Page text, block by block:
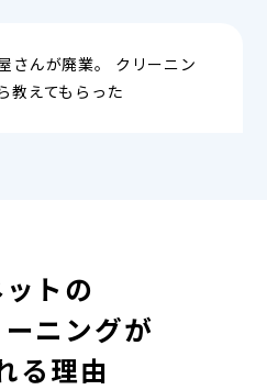
さんが廃業。 クリーニン
教えてもらった
トの
ニングが
る理由